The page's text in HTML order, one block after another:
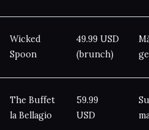
Wicked
Spoon
49.99 USD
(brunch)
The Buffet
la Bellagio
59.99
USD